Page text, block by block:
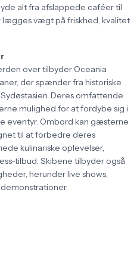
alt fra afslappede caféer til
vægt på friskhed, kvalitet
over tilbyder Oceania
der spænder fra historiske
Deres omfattende
mulighed for at fordybe sig i
eventyr. Ombord kan gæsterne
til at forbedre deres
kulinariske oplevelser,
tilbud. Skibene tilbyder også
herunder live shows,